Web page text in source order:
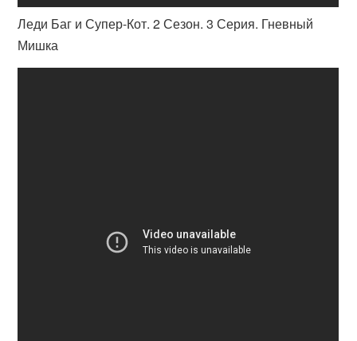
Леди Баг и Супер-Кот. 2 Сезон. 3 Серия. Гневный
Мишка